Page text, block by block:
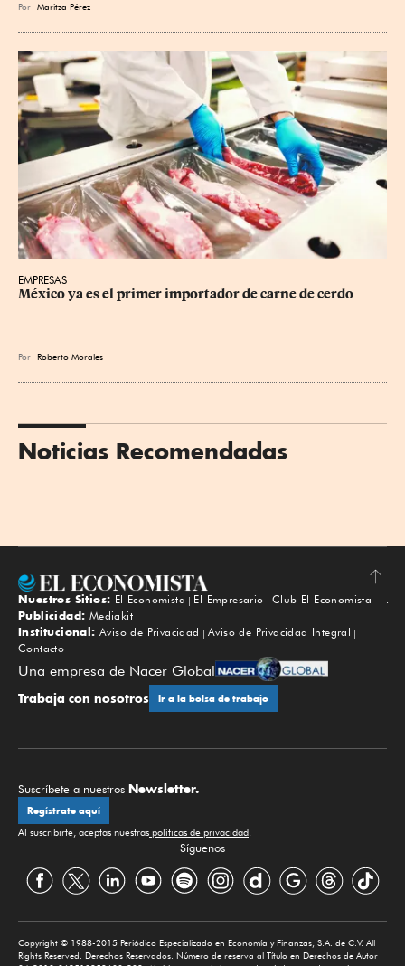
Por Maritza Pérez
EMPRESAS
México ya es el primer importador de carne de cerdo
Por Roberto Morales
Noticias Recomendadas
Subir
Nuestros Sitios: El Economista El Empresario
Club El Economista
Publicidad: Mediakit
Institucional: Aviso de Privacidad
Aviso de Privacidad Integral
Contacto
Una empresa de Nacer Global
Trabaja con nosotros Ir a la bolsa de trabajo
Suscríbete a nuestros Newsletter.
Regístrate aquí
Al suscribirte, aceptas nuestras políticas de privacidad.
Síguenos
Copyright © 1988-2015 Periódico Especializado en Economía y Finanzas, S.A. de C.V. All
Rights Reserved. Derechos Reservados. Número de reserva al Título en Derechos de Autor